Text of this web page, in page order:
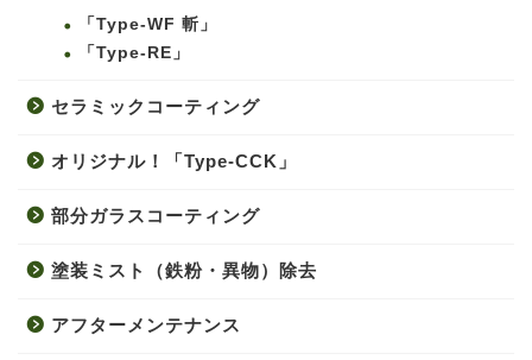
「Type-WF 斬」
「Type-RE」
セラミックコーティング
オリジナル！「Type-CCK」
部分ガラスコーティング
塗装ミスト（鉄粉・異物）除去
アフターメンテナンス